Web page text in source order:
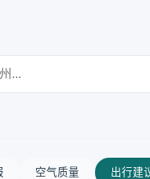
空气质量 出行建